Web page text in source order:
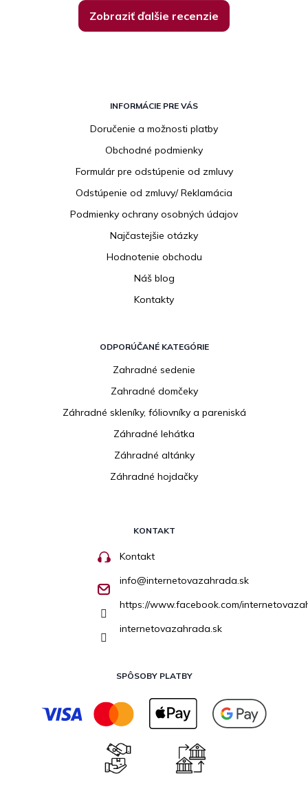
Zobraziť ďalšie recenzie
INFORMÁCIE PRE VÁS
Doručenie a možnosti platby
Obchodné podmienky
Formulár pre odstúpenie od zmluvy
Odstúpenie od zmluvy/ Reklamácia
Podmienky ochrany osobných údajov
Najčastejšie otázky
Hodnotenie obchodu
Náš blog
Kontakty
ODPORÚČANÉ KATEGÓRIE
Zahradné sedenie
Zahradné domčeky
Záhradné skleníky, fóliovníky a pareniská
Záhradné lehátka
Záhradné altánky
Záhradné hojdačky
KONTAKT
Kontakt
info@internetovazahrada.sk
https://www.facebook.com/
internetovazahrada.sk
SPÔSOBY PLATBY